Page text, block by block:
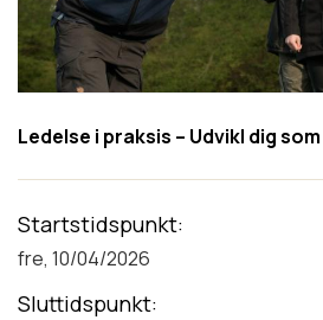
Ledelse i praksis – Udvikl dig
Startstidspunkt
fre, 10/04/2026
Sluttidspunkt